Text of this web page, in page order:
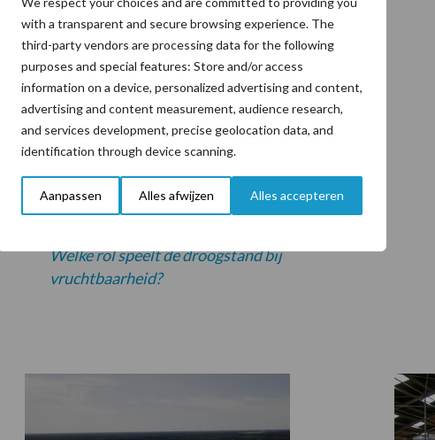
with a transparent and secure browsing experience. The
third-party vendors are processing data for the following
purposes and special features: Store and/or access
information on a device, personalized advertising and content,
advertising and content measurement, audience research,
and services development, precise geolocation data, and
identification through device scanning.
Aanpassen Alles afwijzen Alles accepteren
zal zich zeker terugbetalen in een betere
onverwachte arbeid en meer werkplezier.
dit ook interessant:
Welke rol speelt de droogstand bij
vruchtbaarheid?